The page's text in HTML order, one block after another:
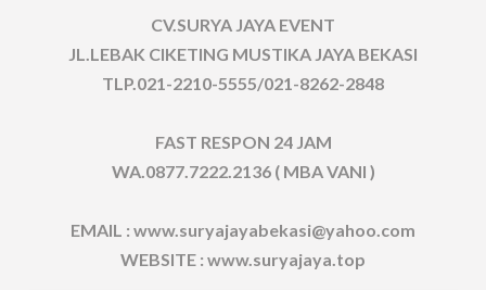
CV.SURYA JAYA EVENT
JL.LEBAK CIKETING MUSTIKA JAYA BEKASI
TLP.021-2210-5555/021-8262-2848
FAST RESPON 24 JAM
WA.0877.7222.2136 ( MBA VANI )
EMAIL : www.suryajayabekasi@yahoo.com
WEBSITE : www.suryajaya.top